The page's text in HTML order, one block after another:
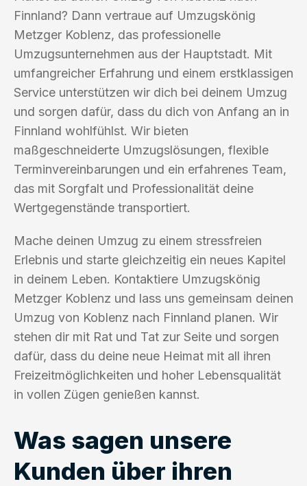
Finnland? Dann vertraue auf Umzugskönig
Metzger Koblenz, das professionelle
Umzugsunternehmen aus der Hauptstadt. Mit
umfangreicher Erfahrung und einem erstklassigen
Service unterstützen wir dich bei deinem Umzug
und sorgen dafür, dass du dich von Anfang an in
Finnland wohlfühlst. Wir bieten
maßgeschneiderte Umzugslösungen, flexible
Terminvereinbarungen und ein erfahrenes Team,
das mit Sorgfalt und Professionalität deine
Wertgegenstände transportiert.
Mache deinen Umzug zu einem stressfreien
Erlebnis und starte gleichzeitig ein neues Kapitel
in deinem Leben. Kontaktiere Umzugskönig
Metzger Koblenz und lass uns gemeinsam deinen
Umzug von Koblenz nach Finnland planen. Wir
stehen dir mit Rat und Tat zur Seite und sorgen
dafür, dass du deine neue Heimat mit all ihren
Freizeitmöglichkeiten und hoher Lebensqualität
in vollen Zügen genießen kannst.
Was sagen unsere
Kunden über ihren